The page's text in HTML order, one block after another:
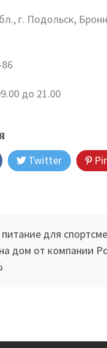
г. Подольск,
до 21.00
Twitter
для
дом от компании